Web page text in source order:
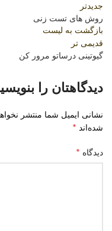
جدیدتر
روش های تست زنی
بازگشت به لیست
قدیمی تر
گیوتینی درساتو مرور کن
دیدگاهتان را
نشانی ایمیل شما منتشر
شده‌اند *
دیدگاه *